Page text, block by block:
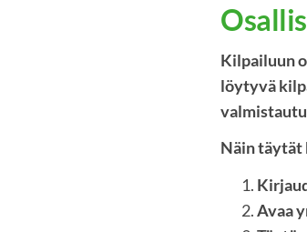
Kilpailuun
löytyvä
Näin
Avaa